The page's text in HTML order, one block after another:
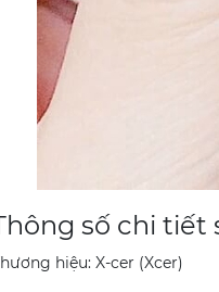
số chi tiết
hiệu: X-cer (Xcer)